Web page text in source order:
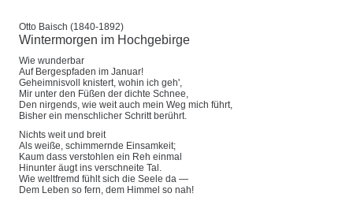
Otto Baisch (1840-1892)
Wintermorgen im Hochgebirge
Wie wunderbar
Auf Bergespfaden im Januar!
Geheimnisvoll knistert, wohin ich geh',
Mir unter den Füßen der dichte Schnee,
Den nirgends, wie weit auch mein Weg mich führt,
Bisher ein menschlicher Schritt berührt.
Nichts weit und breit
Als weiße, schimmernde Einsamkeit;
Kaum dass verstohlen ein Reh einmal
Hinunter äugt ins verschneite Tal.
Wie weltfremd fühlt sich die Seele da —
Dem Leben so fern, dem Himmel so nah!